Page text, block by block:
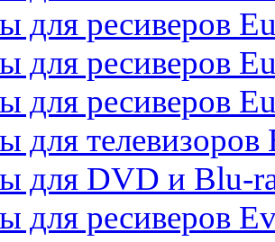
для ресиверов
для ресиверов
для ресиверов
для телевизоров
для DVD и Blu-
для ресиверов